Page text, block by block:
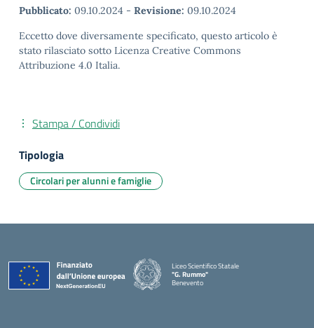
Pubblicato: 09.10.2024 - Revisione: 09.10.2024
Eccetto dove diversamente specificato, questo articolo è
stato rilasciato sotto Licenza Creative Commons
Attribuzione 4.0 Italia.
Stampa / Condividi
Tipologia
Circolari per alunni e famiglie
Liceo Scientifico Statale
"G. Rummo"
Benevento